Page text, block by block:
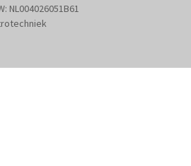
NL004026051B61